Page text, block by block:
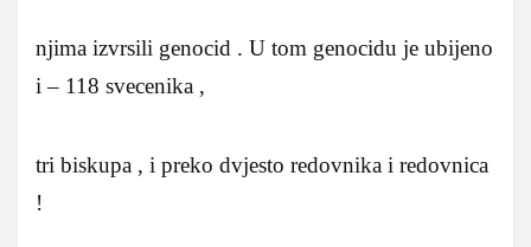
njima izvrsili genocid . U tom genocidu je ubijeno
i – 118 svecenika ,
tri biskupa , i preko dvjesto redovnika i redovnica
!